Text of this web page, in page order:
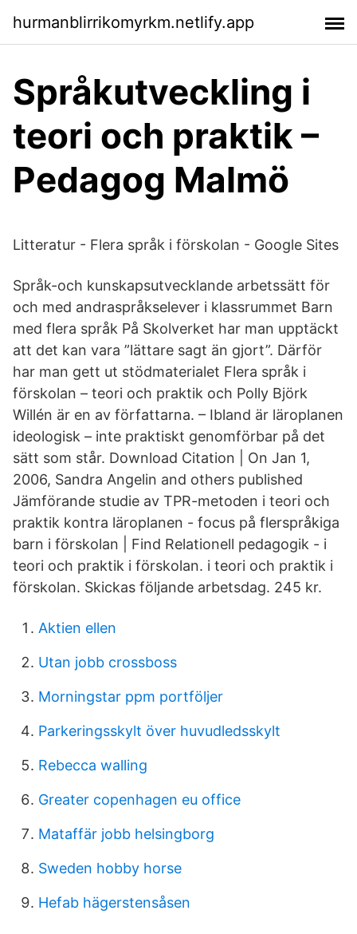
hurmanblirrikomyrkm.netlify.app
Språkutveckling i
teori och praktik –
Pedagog Malmö
Litteratur - Flera språk i förskolan - Google Sites
Språk-och kunskapsutvecklande arbetssätt för
och med andraspråkselever i klassrummet Barn
med flera språk På Skolverket har man upptäckt
att det kan vara ”lättare sagt än gjort”. Därför
har man gett ut stödmaterialet Flera språk i
förskolan – teori och praktik och Polly Björk
Willén är en av författarna. – Ibland är läroplanen
ideologisk – inte praktiskt genomförbar på det
sätt som står. Download Citation | On Jan 1,
2006, Sandra Angelin and others published
Jämförande studie av TPR-metoden i teori och
praktik kontra läroplanen - focus på flerspråkiga
barn i förskolan | Find Relationell pedagogik - i
teori och praktik i förskolan. i teori och praktik i
förskolan. Skickas följande arbetsdag. 245 kr.
Aktien ellen
Utan jobb crossboss
Morningstar ppm portföljer
Parkeringsskylt över huvudledsskylt
Rebecca walling
Greater copenhagen eu office
Mataffär jobb helsingborg
Sweden hobby horse
Hefab hägerstensåsen